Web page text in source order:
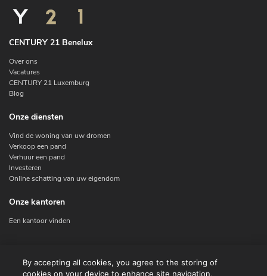
CENTURY 21 Benelux
Over ons
Vacatures
CENTURY 21 Luxemburg
Blog
Onze diensten
Vind de woning van uw dromen
Verkoop een pand
Verhuur een pand
Investeren
Online schatting van uw eigendom
Onze kantoren
Een kantoor vinden
By accepting all cookies, you agree to the storing of
cookies on your device to enhance site navigation,